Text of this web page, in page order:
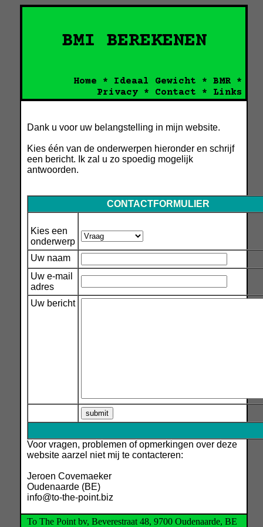
BMI BEREKENEN
Home * Ideaal Gewicht *
BMR *
Privacy *
Contact * Links
Dank u voor uw belangstelling in mijn website.
Kies één van de onderwerpen hieronder en schrijf
een bericht. Ik zal u zo spoedig mogelijk
antwoorden.
CONTACTFORMULIER
Kies een
onderwerp
Uw naam
Uw e-mail
adres
Uw bericht
Voor vragen, problemen of opmerkingen over deze
website aarzel niet mij te contacteren:
Jeroen Covemaeker
Oudenaarde (BE)
info@to-the-point.biz
To The Point bv, Beverestraat 48, 9700 Oudenaarde, BE